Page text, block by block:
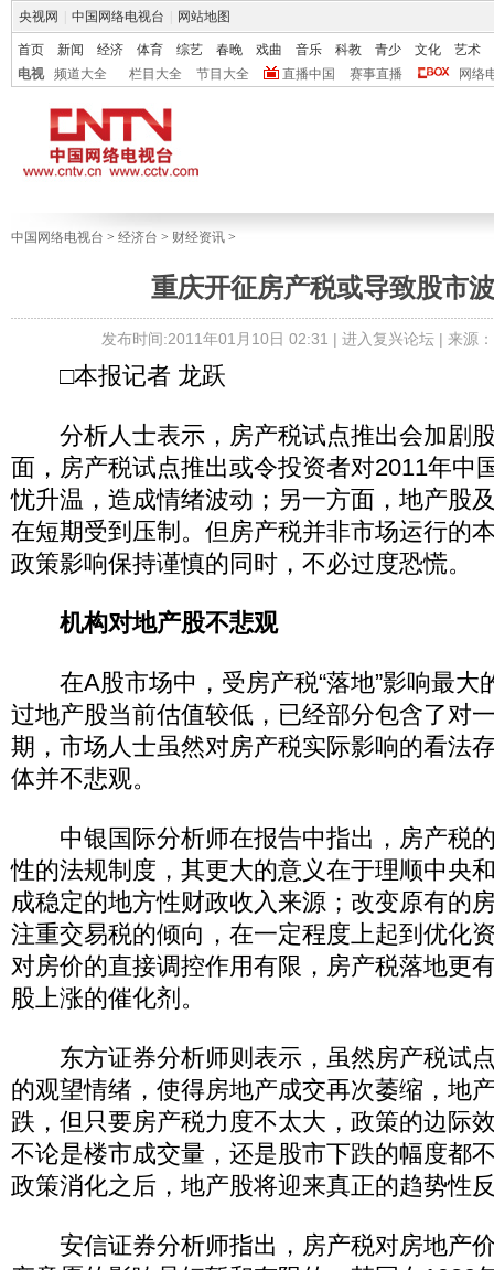
央视网 中国网络电视台 网站地图
首页 新闻 经济 体育 综艺 春晚 戏曲 音乐 科教 青少 文化
艺术
电视
频道大全 栏目大全 节目大全 直播中国 赛事直播 网络
中国网络电视台 > 经济台 > 财经资讯 >
重庆开征房产税或导致股市
发布时间:2011年01月10日 02:31 | 进入复兴论坛 | 来源
□本报记者 龙跃
分析人士表示，房产税试点推出会加剧
面，房产税试点推出或令投资者对2011年中
忧升温，造成情绪波动；另一方面，地产股
在短期受到压制。但房产税并非市场运行的
政策影响保持谨慎的同时，不必过度恐慌。
机构对地产股不悲观
在A股市场中，受房产税“落地”影响最大
过地产股当前估值较低，已经部分包含了对
期，市场人士虽然对房产税实际影响的看法
体并不悲观。
中银国际分析师在报告中指出，房产税
性的法规制度，其更大的意义在于理顺中央
成稳定的地方性财政收入来源；改变原有的
注重交易税的倾向，在一定程度上起到优化
对房价的直接调控作用有限，房产税落地更
股上涨的催化剂。
东方证券分析师则表示，虽然房产税试
的观望情绪，使得房地产成交再次萎缩，地
跌，但只要房产税力度不太大，政策的边际
不论是楼市成交量，还是股市下跌的幅度都
政策消化之后，地产股将迎来真正的趋势性
安信证券分析师指出，房产税对房地产